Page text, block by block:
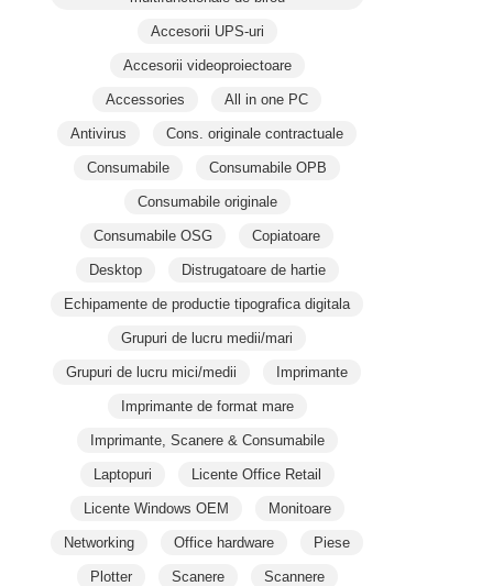
Accesorii UPS-uri
Accesorii videoproiectoare
Accessories All in one PC
Antivirus Cons. originale contractuale
Consumabile Consumabile OPB
Consumabile originale
Consumabile OSG Copiatoare
Desktop Distrugatoare de hartie
Echipamente de productie tipografica digitala
Grupuri de lucru medii/mari
Grupuri de lucru mici/medii Imprimante
Imprimante de format mare
Imprimante, Scanere & Consumabile
Laptopuri Licente Office Retail
Licente Windows OEM Monitoare
Networking Office hardware Piese
Plotter Scanere Scannere